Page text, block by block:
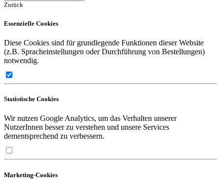
Zurück
Essenzielle Cookies
Diese Cookies sind für grundlegende Funktionen dieser Website
(z.B. Spracheinstellungen oder Durchführung von Bestellungen)
notwendig.
Statistische Cookies
Wir nutzen Google Analytics, um das Verhalten unserer
NutzerInnen besser zu verstehen und unsere Services
dementsprechend zu verbessern.
Marketing-Cookies